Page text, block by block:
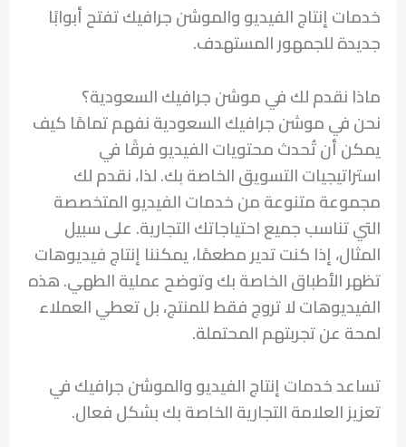
خدمات إنتاج الفيديو والموشن جرافيك تفتح أبوابًا
جديدة للجمهور المستهدف.
ماذا نقدم لك في موشن جرافيك السعودية؟
نحن في موشن جرافيك السعودية نفهم تمامًا كيف
يمكن أن تُحدث محتويات الفيديو فرقًا في
استراتيجيات التسويق الخاصة بك. لذا، نقدم لك
مجموعة متنوعة من خدمات الفيديو المتخصصة
التي تناسب جميع احتياجاتك التجارية. على سبيل
المثال، إذا كنت تدير مطعمًا، يمكننا إنتاج فيديوهات
تظهر الأطباق الخاصة بك وتوضح عملية الطهي. هذه
الفيديوهات لا تروج فقط للمنتج، بل تعطي العملاء
لمحة عن تجربتهم المحتملة.
تساعد خدمات إنتاج الفيديو والموشن جرافيك في
تعزيز العلامة التجارية الخاصة بك بشكل فعال.